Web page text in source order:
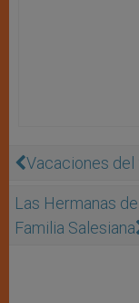
Vacaciones del
Las Hermanas
Familia Salesiana